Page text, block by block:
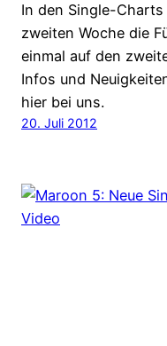
In den Single-
zweiten Woche die
einmal auf den
Infos und
hier bei uns.
20. Juli 2012